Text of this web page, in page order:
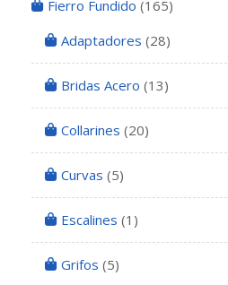
Fierro Fundido (165)
Adaptadores (28)
Bridas Acero (13)
Collarines (20)
Curvas (5)
Escalines (1)
Grifos (5)